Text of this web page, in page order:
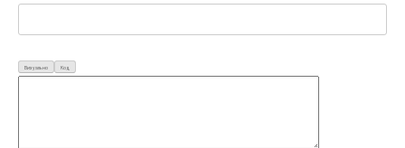
Визуально Код